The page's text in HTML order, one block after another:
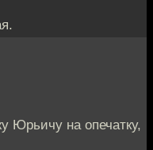
Юрьичу на опечатку,